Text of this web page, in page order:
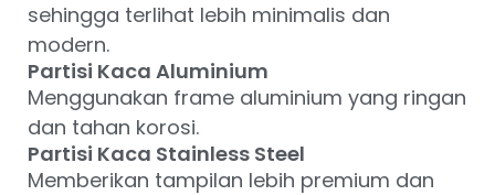
sehingga terlihat lebih minimalis dan
modern.
Partisi Kaca Aluminium
Menggunakan frame aluminium yang ringan
dan tahan korosi.
Partisi Kaca Stainless Steel
Memberikan tampilan lebih premium dan